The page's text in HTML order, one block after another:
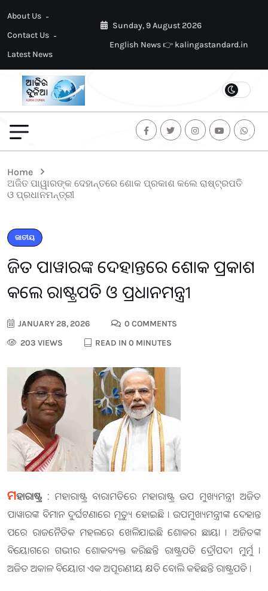
About Us
Contact Us
Latest News
Sunday, 9 August 2026
English News 👉 kalingastandard.in
Home
ଅଜିତ ପାୱାରଙ୍କ ଦେହାନ୍ତରେ ଶୋକ ପ୍ରକାଶ କଲେ ରାଷ୍ଟ୍ରପତି
ଓ ପ୍ରଧାନମନ୍ତ୍ରୀ
ଜାତୀୟ
ଅଜିତ ପାୱାରଙ୍କ ଦେହାନ୍ତରେ ଶୋକ ପ୍ରକାଶ
କଲେ ରାଷ୍ଟ୍ରପତି ଓ ପ୍ରଧାନମନ୍ତ୍ରୀ
JANUARY 28, 2026
0 COMMENTS
203 VIEWS
READ IN 0 MINUTES
ମହାରାଷ୍ଟ୍ର : ମହାରାଷ୍ଟ୍ର ବାରାମତିରେ ମହାରାଷ୍ଟ୍ର ଉପ ମୁଖ୍ୟମନ୍ତ୍ରୀ ଅଜିତ
ପାୱାରଙ୍କ ବିମାନ ଦୁର୍ଘଟଣାରେ ମୃତ୍ୟୁ ହୋଇଛି । ଉପମୁଖ୍ୟମନ୍ତ୍ରୀଙ୍କ ଦେହାନ୍ତ
ପରେ ରାଜନୈତିକ ମହଲରେ ଖେଳିଯାଇଛି ଶୋକର ଛାୟା । ଅଜିତଙ୍କ
ବିୟୋଗରେ ଗଭୀର ଶୋକବ୍ୟକ୍ତ କରିଛନ୍ତି ରାଷ୍ଟ୍ରପତି ଦ୍ରୌପଦୀ ମୁର୍ମୁ ।
ଅଜିତ ଅକାଳ ବିୟୋଗ ଏକ ଅପୂରଣୀୟ କ୍ଷତି ବୋଲି କହିଛନ୍ତି ରାଷ୍ଟ୍ରପତି ।